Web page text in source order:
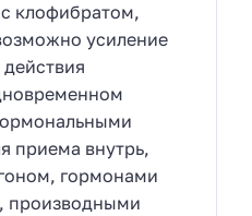
клофибратом,
усиление
приема внутрь,
гормонами
производными